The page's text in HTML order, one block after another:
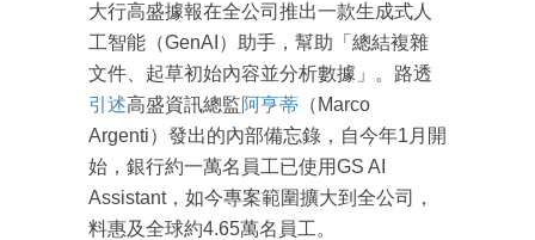
大行高盛據報在全公司推出一款生成式人
工智能（GenAI）助手，幫助「總結複雜
文件、起草初始內容並分析數據」。路透
引述高盛資訊總監阿亨蒂 （Marco
Argenti）發出的內部備忘錄，自今年1月開
始，銀行約一萬名員工已使用GS AI
Assistant，如今專案範圍擴大到全公司，
料惠及全球約4.65萬名員工。